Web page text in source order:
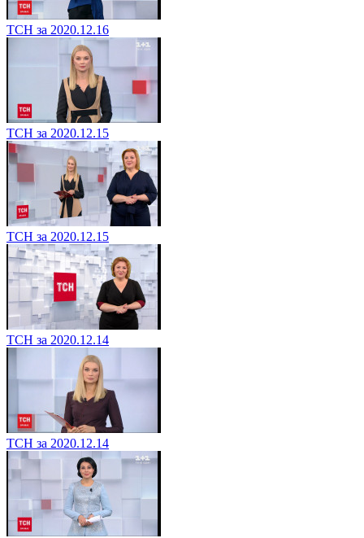
ТСН за 2020.12.16
ТСН за 2020.12.15
ТСН за 2020.12.15
ТСН за 2020.12.14
ТСН за 2020.12.14